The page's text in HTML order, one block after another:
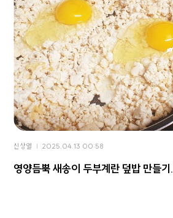
신상열 2025.04.13 00:58
영양듬뿍 새송이 두부계란 덮밥 만들기.